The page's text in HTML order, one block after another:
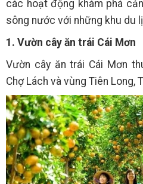
các hoạt động khám phá
sông nước với những khu du
1. Vườn cây ăn trái Cái Mơn
Vườn cây ăn trái Cái Mơn
Chợ Lách và vùng Tiên Long,